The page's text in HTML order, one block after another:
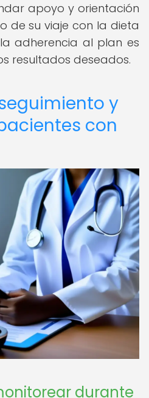
apoyo y orientación
de su viaje con la dieta
adherencia al plan es
resultados deseados.
y
con
durante